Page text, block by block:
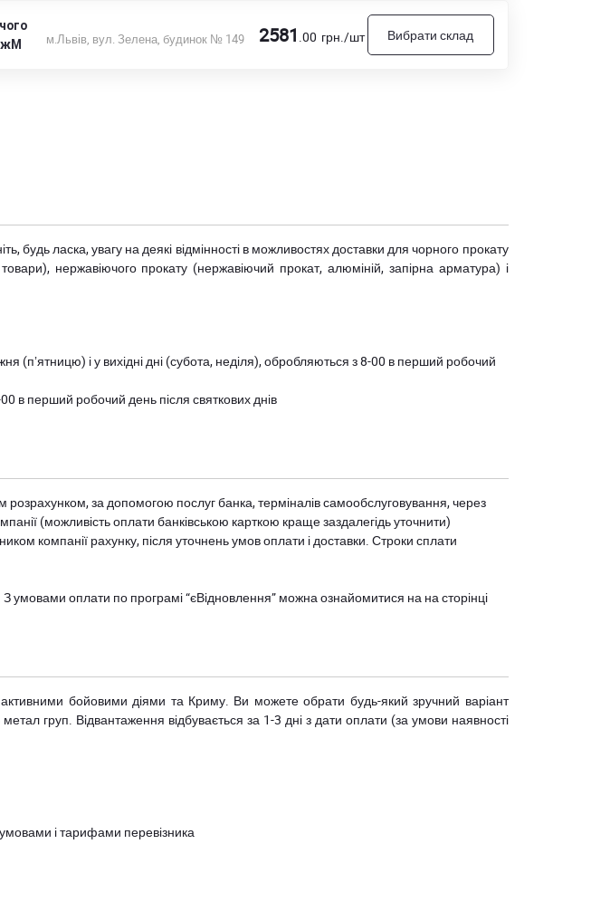
м.Львів, вул. Зелена, будинок № 149 2581 .00 грн./шт Вибрати склад
ласка, увагу на деякі відмінності в можливостях доставки для чорного прокату
нержавіючого прокату (нержавіючий прокат, алюміній, запірна арматура) і
(пʼятницю) і у вихідні дні (субота, неділя), обробляються з 8-00 в перший робочий
00 в перший робочий день після святкових днів
розрахунком, за допомогою послуг банка, терміналів самообслуговування, через
(можливість оплати банківською карткою краще заздалегідь уточнити)
компанії рахунку, після уточнень умов оплати і доставки. Строки сплати
умовами оплати по програмі “єВідновлення” можна ознайомитися на на сторінці
активними бойовими діями та Криму. Ви можете обрати будь-який зручний варіант
груп. Відвантаження відбувається за 1-3 дні з дати оплати (за умови наявності
і тарифами перевізника